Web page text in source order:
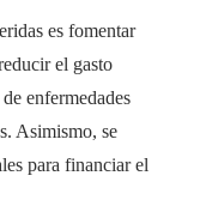
es fomentar
el gasto
enfermedades
Asimismo, se
para financiar el